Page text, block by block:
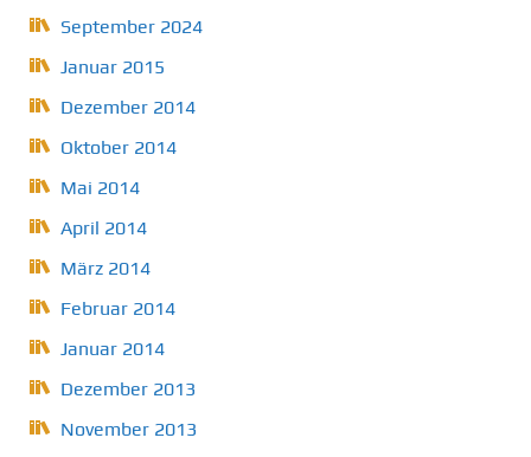
September 2024
Januar 2015
Dezember 2014
Oktober 2014
Mai 2014
April 2014
März 2014
Februar 2014
Januar 2014
Dezember 2013
November 2013